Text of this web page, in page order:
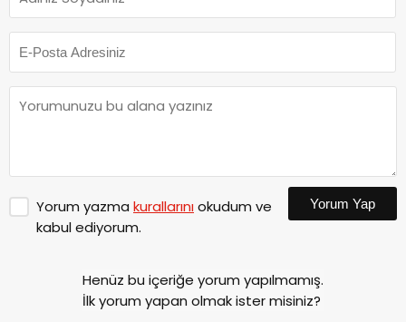
Yorum yazma kurallarınıokudum ve
kabul ediyorum.
Yorum Yap
Henüz bu içeriğe yorum yapılmamış.
İlk yorum yapan olmak ister misiniz?